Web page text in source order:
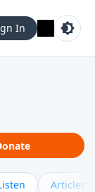
In
Articles